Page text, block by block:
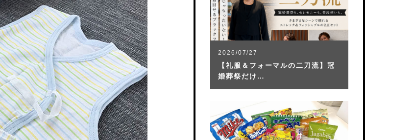
2026/07/27
【礼服＆フォーマルの二刀流】冠
婚葬祭だけ…